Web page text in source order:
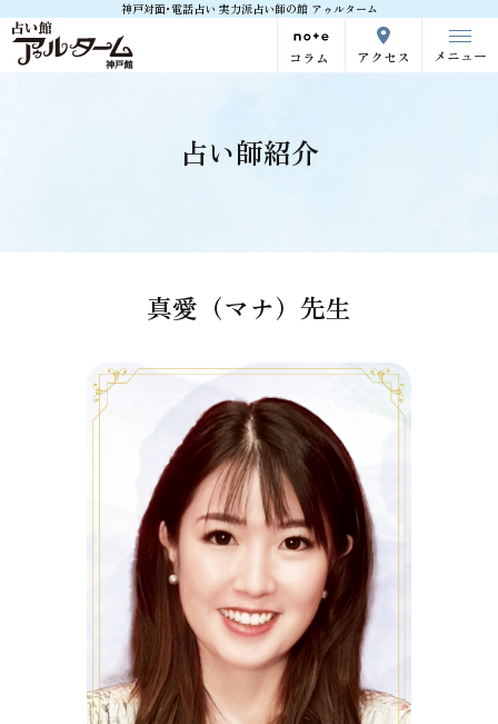
神戸対面･電話占い 実力派占い師の館 アゥルターム
コラム アクセス メニュー
占い師紹介
真愛（マナ）先生